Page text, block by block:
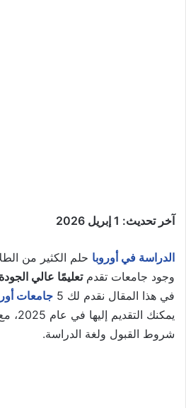
آخر تحديث: 1 إبريل 2026
الدراسة في أوروبا حلم الكثير من
وجود جامعات تقدمتعليمًا عالي
في هذا المقال نقدم لك 5
جامعات
يمكنك
شروط القبول ولغة الدراسة.